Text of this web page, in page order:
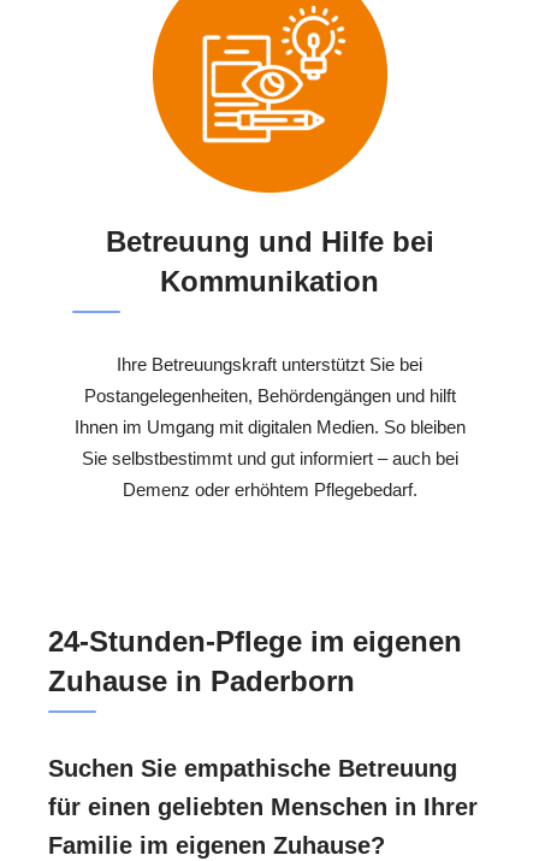
Betreuung und Hilfe bei
Kommunikation
Ihre Betreuungskraft unterstützt Sie bei
Postangelegenheiten, Behördengängen und hilft
Ihnen im Umgang mit digitalen Medien. So bleiben
Sie selbstbestimmt und gut informiert – auch bei
Demenz oder erhöhtem Pflegebedarf.
24-Stunden-Pflege im eigenen
Zuhause in Paderborn
Suchen Sie empathische Betreuung
für einen geliebten Menschen in Ihrer
Familie im eigenen Zuhause?